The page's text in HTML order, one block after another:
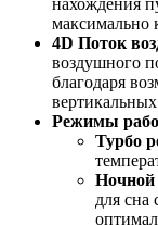
нахождения
максимально
4D Поток
воздушного
благодаря
Режимы
Турбо
для